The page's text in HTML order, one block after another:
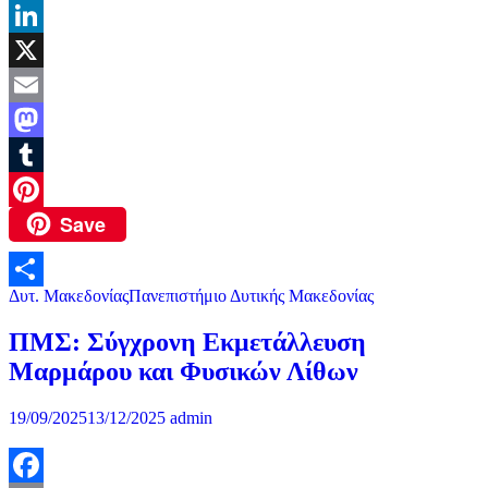
Skype
LinkedIn
X
Email
Mastodon
Tumblr
PinterestSave
Μοιραστείτε
Δυτ. ΜακεδονίαςΠανεπιστήμιο Δυτικής Μακεδονίας
ΠΜΣ: Σύγχρονη Εκμετάλλευση
Μαρμάρου και Φυσικών Λίθων
19/09/202513/12/2025 admin